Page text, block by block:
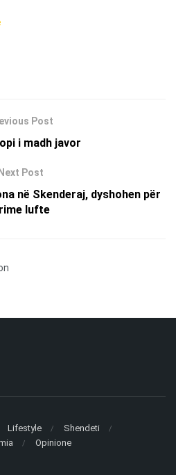
Post
i madh javor
Next Post
në Skenderaj, dyshohen për
lufte
Lifestyle
Shendeti
Opinione